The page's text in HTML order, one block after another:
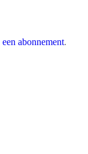
een abonnement.